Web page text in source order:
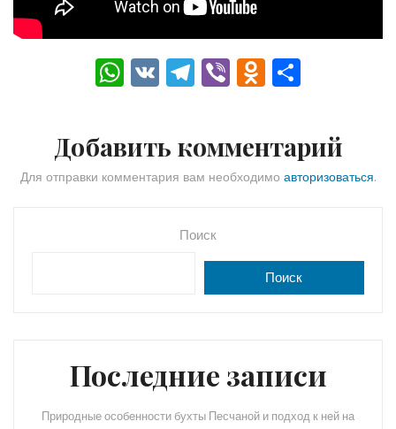
W
h
ts
A
V
K
T
el
gr
a
Vi
b
O
d
o
kl
s
ni
а
в
Добавить комментарий
Для отправки комментария вам необходимо авторизоваться.
Поиск
Поиск
Последние записи
Природные особенности бухты Песчаной и подход к ней на